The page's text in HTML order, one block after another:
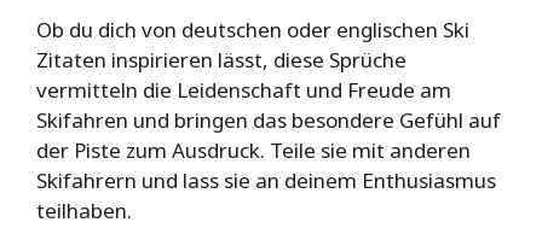
Ob du dich von deutschen oder englischen Ski
Zitaten inspirieren lässt, diese Sprüche
vermitteln die Leidenschaft und Freude am
Skifahren und bringen das besondere Gefühl auf
der Piste zum Ausdruck. Teile sie mit anderen
Skifahrern und lass sie an deinem Enthusiasmus
teilhaben.